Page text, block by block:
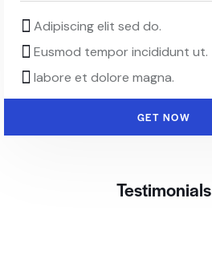
Adipiscing elit sed do.
Eusmod tempor incididunt ut.
labore et dolore magna.
GET NOW
Testimonials